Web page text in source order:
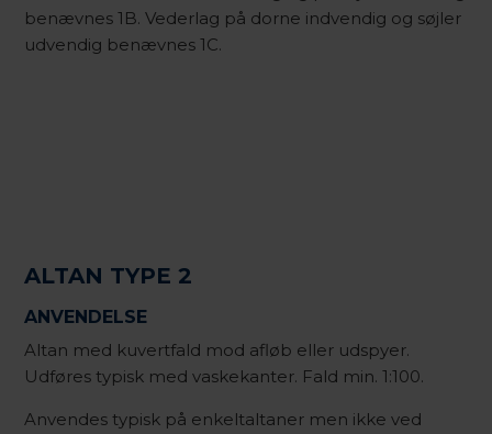
benævnes 1B. Vederlag på dorne indvendig og søjler
udvendig benævnes 1C.
ALTAN TYPE 2
ANVENDELSE
Altan med kuvertfald mod afløb eller udspyer.
Udføres typisk med vaskekanter. Fald min. 1:100.
Anvendes typisk på enkeltaltaner men ikke ved